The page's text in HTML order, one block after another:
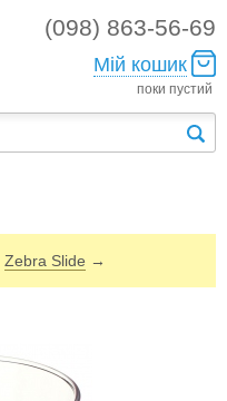
(098) 863-56-69
Мій кошик
поки пустий
Zebra Slide →